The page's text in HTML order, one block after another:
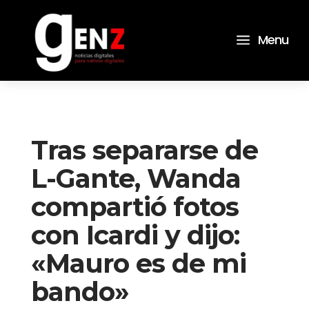
a Menu
Tras separarse de
L-Gante, Wanda
compartió fotos
con Icardi y dijo:
«Mauro es de mi
bando»